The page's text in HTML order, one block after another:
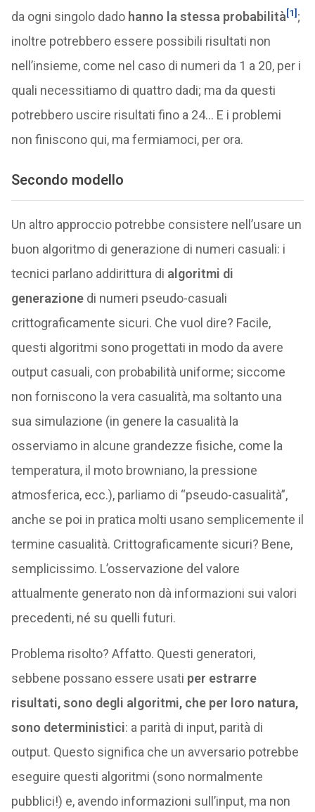
da ogni singolo dado hanno la stessa probabilità[1] ;
inoltre potrebbero essere possibili risultati non
nell’insieme, come nel caso di numeri da 1 a 20, per i
quali necessitiamo di quattro dadi; ma da questi
potrebbero uscire risultati fino a 24… E i problemi
non finiscono qui, ma fermiamoci, per ora.
Secondo modello
Un altro approccio potrebbe consistere nell’usare un
buon algoritmo di generazione di numeri casuali: i
tecnici parlano addirittura di algoritmi di
generazionedi numeri pseudo-casuali
crittograficamente sicuri. Che vuol dire? Facile,
questi algoritmi sono progettati in modo da avere
output casuali, con probabilità uniforme; siccome
non forniscono la vera casualità, ma soltanto una
sua simulazione (in genere la casualità la
osserviamo in alcune grandezze fisiche, come la
temperatura, il moto browniano, la pressione
atmosferica, ecc.), parliamo di “pseudo-casualità”,
anche se poi in pratica molti usano semplicemente il
termine casualità. Crittograficamente sicuri? Bene,
semplicissimo. L’osservazione del valore
attualmente generato non dà informazioni sui valori
precedenti, né su quelli futuri.
Problema risolto? Affatto. Questi generatori,
sebbene possano essere usati per estrarre
risultati, sono degli algoritmi, che per loro natura,
sono deterministici: a parità di input, parità di
output. Questo significa che un avversario potrebbe
eseguire questi algoritmi (sono normalmente
pubblici!) e, avendo informazioni sull’input, ma non